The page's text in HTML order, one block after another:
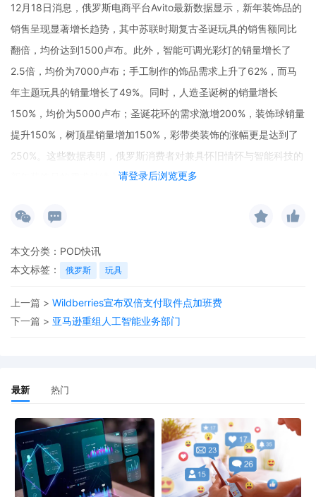
请登录后浏览更多
12月18日消息，俄罗斯电商平台Avito最新数据显示，新年装饰品的
销售呈现显著增长趋势，其中苏联时期复古圣诞玩具的销售额同比
翻倍，均价达到1500卢布。此外，智能可调光彩灯的销量增长了
2.5倍，均价为7000卢布；手工制作的饰品需求上升了62%，而马
年主题玩具的销量增长了49%。同时，人造圣诞树的销量增长
150%，均价为5000卢布；圣诞花环的需求激增200%，装饰球销量
提升150%，树顶星销量增加150%，彩带类装饰的涨幅更是达到了
250%。这些数据表明，俄罗斯消费者对兼具怀旧情怀与智能科技的
新年装饰品的需求持续上升。
本文分类： POD快讯
本文标签：
俄罗斯 玩具
上一篇 > Wildberries宣布双倍支付取件点加班费
下一篇 > 亚马逊重组人工智能业务部门
最新 热门